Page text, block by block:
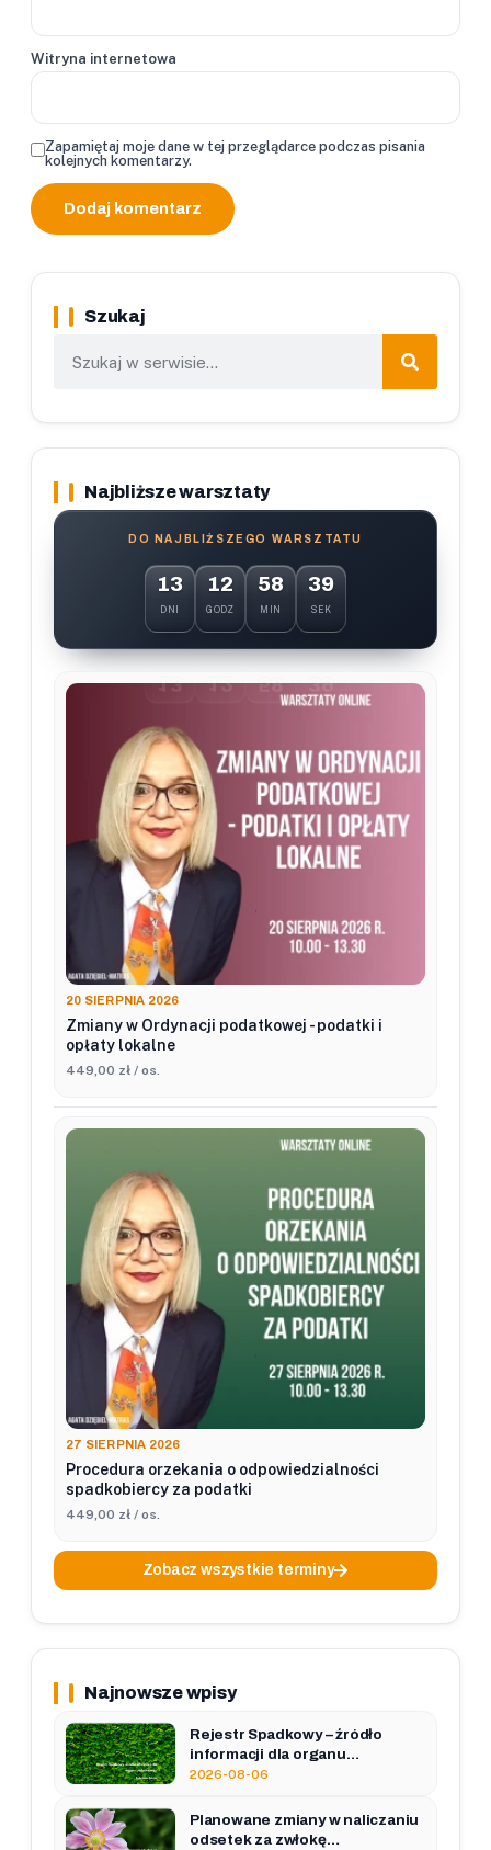
Witryna internetowa
Zapamiętaj moje dane w tej przeglądarce podczas pisania
kolejnych komentarzy.
Szukaj
Najbliższe warsztaty
DO NAJBLIŻSZEGO WARSZTATU
13
DNI
12
GODZ
58
MIN
38
SEK
20 SIERPNIA 2026
Zmiany w Ordynacji podatkowej - podatki i
opłaty lokalne
449,00 zł / os.
27 SIERPNIA 2026
Procedura orzekania o odpowiedzialności
spadkobiercy za podatki
449,00 zł / os.
Zobacz wszystkie terminy
Najnowsze wpisy
Rejestr Spadkowy – źródło
informacji dla organu
podatkowego.
2026-08-06
Planowane zmiany w naliczaniu
odsetek za zwłokę